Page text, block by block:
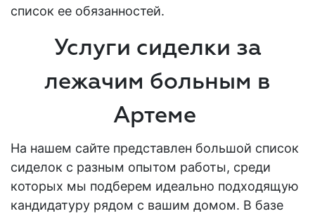
список ее обязанностей.
Услуги сиделки за
лежачим больным в
Артеме
На нашем сайте представлен большой список
сиделок с разным опытом работы, среди
которых мы подберем идеально подходящую
кандидатуру рядом с вашим домом. В базе